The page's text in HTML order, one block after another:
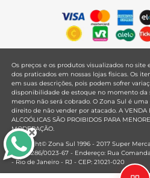
Os preços e os produtos visualizados no
dos praticados em nossas lojas físicas. Os
em suas descrições, pois podem sofrer
disponibilidade de estoque no momento da
mesmo não será cobrado. O Zona Sul é
direito de não vender por atacado. A VENDA
ALCOÓLICAS SÃO PROIBIDOS PARA
MODERAÇÃO.
Copyright© Zona Sul 1996 - 2017 Super
33.381.286/0023-67 - Endereço: Rua
- Rio de Janeiro - RJ - CEP: 21021-020